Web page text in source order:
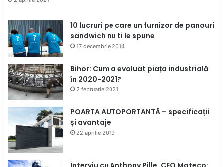
10 lucruri pe care un furnizor de panouri
sandwich nu ti le spune
17 decembrie 2014
Bihor: Cum a evoluat piața industrială
în 2020-2021?
2 februarie 2021
POARTA AUTOPORTANTĂ – specificații
și avantaje
22 aprilie 2019
Interviu cu Anthony Pille, CEO Mateco: